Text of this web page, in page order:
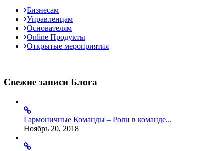
Бизнесам
Управленцам
Основателям
Online Продукты
Открытые мероприятия
Свежие записи Блога
Гармоничные Команды – Роли в команде...
Ноябрь 20, 2018